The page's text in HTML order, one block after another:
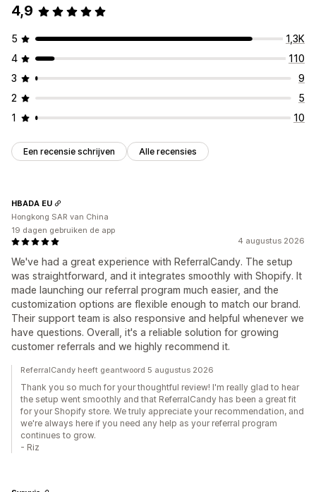
4,9
5
1,3K
4
110
3
9
2
5
1
10
Een recensie schrijven Alle recensies
4 augustus 2026
We've had a great experience with ReferralCandy. The setup
was straightforward, and it integrates smoothly with Shopify. It
made launching our referral program much easier, and the
customization options are flexible enough to match our brand.
Their support team is also responsive and helpful whenever we
have questions. Overall, it's a reliable solution for growing
customer referrals and we highly recommend it.
HBADA EU
Hongkong SAR van China
19 dagen gebruiken de app
ReferralCandy heeft geantwoord 5 augustus 2026
Thank you so much for your thoughtful review! I'm really glad to hear
the setup went smoothly and that ReferralCandy has been a great fit
for your Shopify store. We truly appreciate your recommendation, and
we're always here if you need any help as your referral program
continues to grow.
- Riz